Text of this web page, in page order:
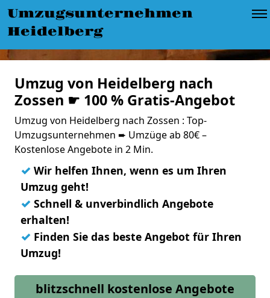
Umzugsunternehmen
Heidelberg
Umzug von Heidelberg nach
Zossen ☛ 100 % Gratis-Angebot
Umzug von Heidelberg nach Zossen : Top-
Umzugsunternehmen ➨ Umzüge ab 80€ –
Kostenlose Angebote in 2 Min.
✓ Wir helfen Ihnen, wenn es um Ihren
Umzug geht!
✓ Schnell & unverbindlich Angebote
erhalten!
✓ Finden Sie das beste Angebot für Ihren
Umzug!
blitzschnell kostenlose Angebote